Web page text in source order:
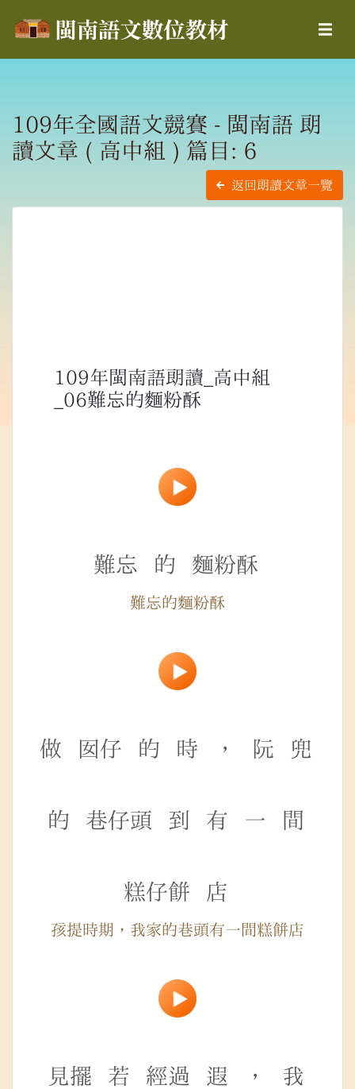
109年全國語文競賽 - 閩南語 朗
讀文章 ( 高中組 ) 篇目: 6
返回朗讀文章一覽
109年閩南語朗讀_高中組
_06難忘的麵粉酥
難忘 的 麵粉酥
難忘的麵粉酥
做 囡仔 的 時 ， 阮 兜
的 巷仔頭 到 有 一 間
糕仔餅 店
孩提時期，我家的巷頭有一間糕餅店
見擺 若 經過 遐 ， 我